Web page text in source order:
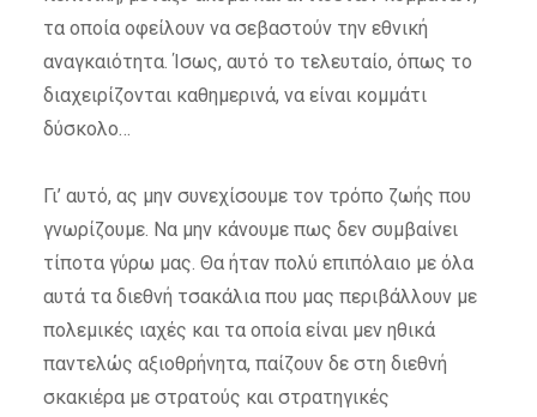
τα οποία οφείλουν να σεβαστούν την εθνική
αναγκαιότητα. Ίσως, αυτό το τελευταίο, όπως το
διαχειρίζονται καθημερινά, να είναι κομμάτι
δύσκολο…
Γι’ αυτό, ας μην συνεχίσουμε τον τρόπο ζωής που
γνωρίζουμε. Να μην κάνουμε πως δεν συμβαίνει
τίποτα γύρω μας. Θα ήταν πολύ επιπόλαιο με όλα
αυτά τα διεθνή τσακάλια που μας περιβάλλουν με
πολεμικές ιαχές και τα οποία είναι μεν ηθικά
παντελώς αξιοθρήνητα, παίζουν δε στη διεθνή
σκακιέρα με στρατούς και στρατηγικές